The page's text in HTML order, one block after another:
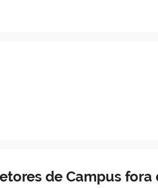
de Campus fora